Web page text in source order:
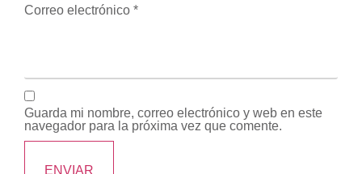
Correo electrónico *
Guarda mi nombre, correo electrónico y web en este
navegador para la próxima vez que comente.